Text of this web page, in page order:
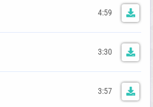
4:59
3:30
3:57